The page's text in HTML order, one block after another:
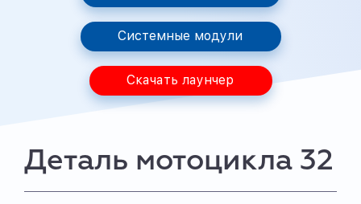
Системные модули
Скачать лаунчер
Деталь мотоцикла 32